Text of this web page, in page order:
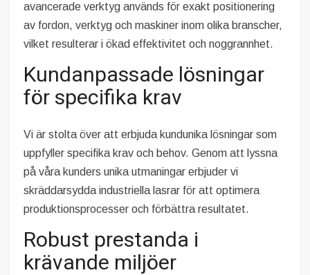
avancerade verktyg används för exakt positionering
av fordon, verktyg och maskiner inom olika branscher,
vilket resulterar i ökad effektivitet och noggrannhet.
Kundanpassade lösningar
för specifika krav
Vi är stolta över att erbjuda kundunika lösningar som
uppfyller specifika krav och behov. Genom att lyssna
på våra kunders unika utmaningar erbjuder vi
skräddarsydda industriella lasrar för att optimera
produktionsprocesser och förbättra resultatet.
Robust prestanda i
krävande miljöer